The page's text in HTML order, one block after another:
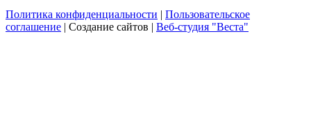
Политика конфиденциальности | Пользовательское
соглашение | Создание сайтов | Веб-студия "Веста"